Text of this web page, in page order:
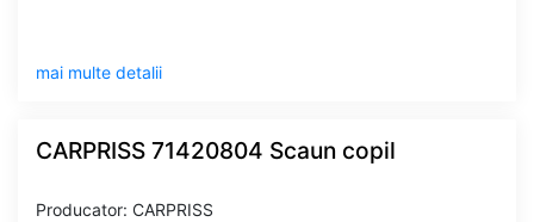
mai multe detalii
CARPRISS 71420804 Scaun copil
Producator: CARPRISS